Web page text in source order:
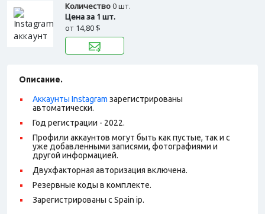
Количество0 шт.
Цена за 1 шт.
от 14,80 $
Описание.
Аккаунты Instagram зарегистрированы
автоматически.
Год регистрации - 2022.
Профили аккаунтов могут быть как пустые, так и с
уже добавленными записями, фотографиями и
другой информацией.
Двухфакторная авторизация включена.
Резервные коды в комплекте.
Зарегистрированы с Spain ip.